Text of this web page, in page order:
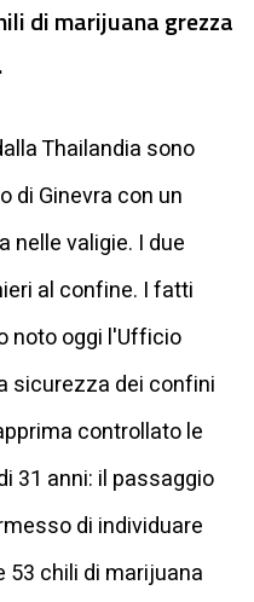
di marijuana grezza
Thailandia sono
di Ginevra con un
nelle valigie. I due
al confine. I fatti
noto oggi l'Ufficio
sicurezza dei confini
controllato le
31 anni: il passaggio
di individuare
53 chili di marijuana